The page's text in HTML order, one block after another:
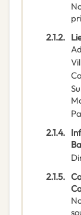
2.1.2.
2.1.4.
2.1.5.